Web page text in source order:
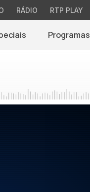
RÁDIO RTP PLAY
Programas